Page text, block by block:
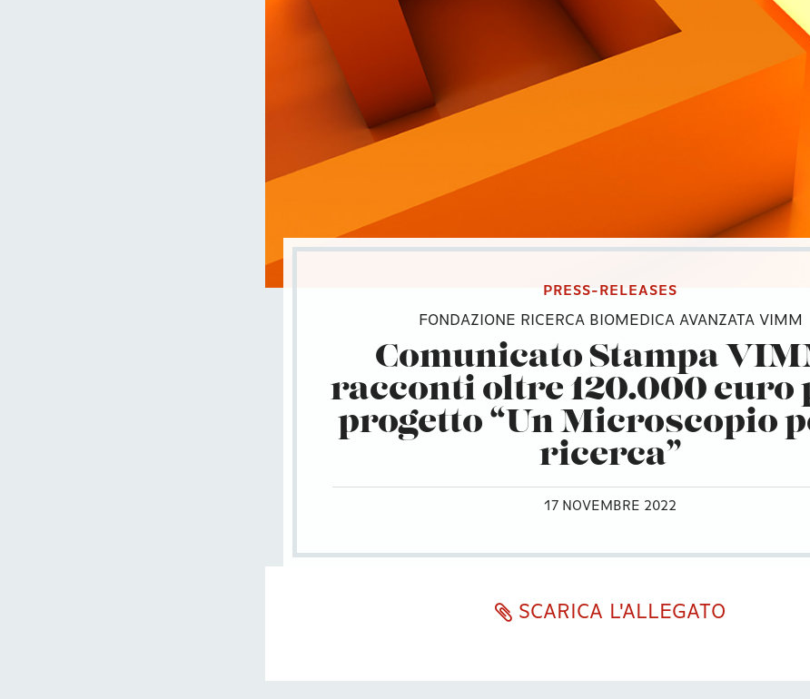
PRESS-RELEASES
FONDAZIONE RICERCA BIOMEDICA AVANZATA VIMM
Comunicato Stampa
racconti oltre 120.000 euro
progetto “Un Microscopio
ricerca”
17 NOVEMBRE 2022
SCARICA L'ALLEGATO